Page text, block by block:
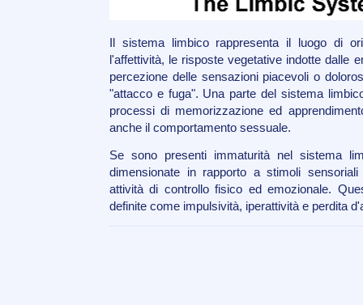
Il sistema limbico rappresenta il luogo di
l'affettività, le risposte vegetative indotte dalle
percezione delle sensazioni piacevoli o
"attacco e fuga". Una parte del sistema
processi di memorizzazione ed
anche il comportamento sessuale.
Se sono presenti immaturità nel sistema
dimensionate in rapporto a stimoli
attività di controllo fisico ed emozionale.
definite come impulsività, iperattività e perdita